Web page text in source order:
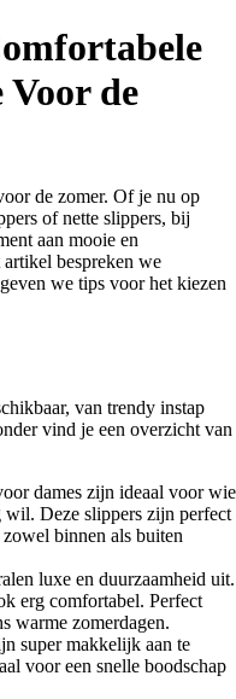
de
de zomer. Of je nu op
of nette slippers, bij
aan mooie en
bespreken we
we tips voor het kiezen
van trendy instap
vind je een overzicht van
dames zijn ideaal voor wie
wil. Deze slippers zijn perfect
binnen als buiten
luxe en duurzaamheid uit.
erg comfortabel. Perfect
warme zomerdagen.
super makkelijk aan te
voor een snelle boodschap